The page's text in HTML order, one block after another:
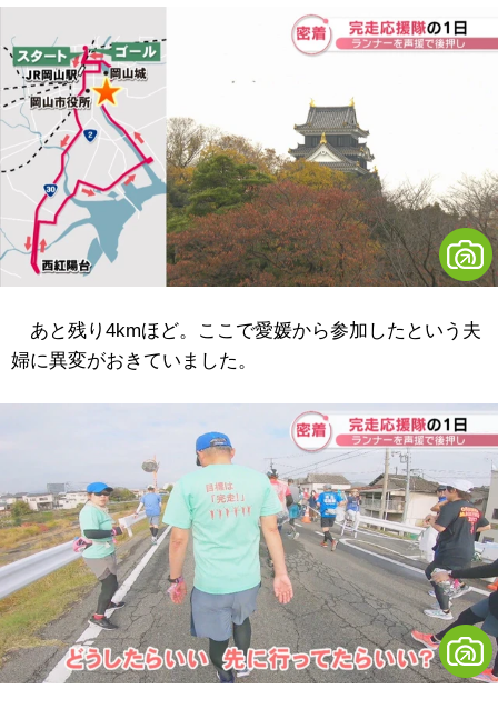
あと残り4kmほど。ここで愛媛から参加したという夫
婦に異変がおきていました。